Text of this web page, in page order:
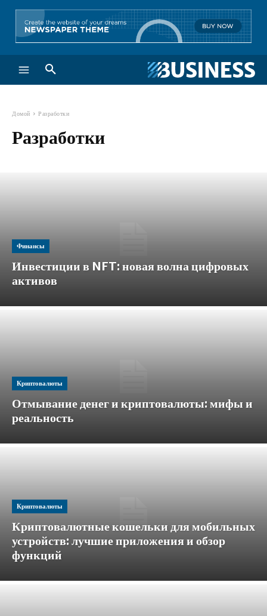
Домой Разработки
Разработки
Финансы
Инвестиции в NFT: новая волна цифровых
активов
Криптовалюты
Отмывание денег и криптовалюты: мифы и
реальность
Криптовалюты
Криптовалютные кошельки для мобильных
устройств: лучшие приложения и обзор
функций